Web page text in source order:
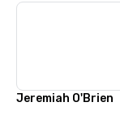
Jeremiah O'Brien